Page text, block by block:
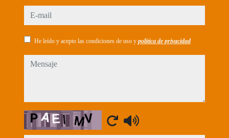
e-mail
He leído y acepto las condiciones de uso y política de privacidad
mensaje
Captcha